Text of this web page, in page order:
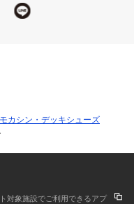
ーンで活躍するアイテ
モカシン・デッキシューズ
対象施設でご利用できるアプ